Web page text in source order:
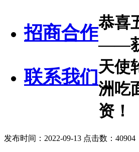
招商合作
联系我们
恭喜
——
天使
洲吃
资！
发布时间：2022-09-13 点击数：40904